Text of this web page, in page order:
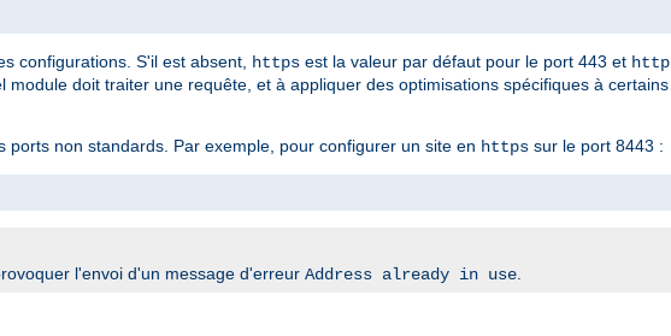
configurations. S'il est absent, https est la valeur par défaut pour le port 443 et http
doit traiter une requête, et à appliquer des optimisations spécifiques à certains
non standards. Par exemple, pour configurer un site en https sur le port 8443 :
l'envoi d'un message d'erreur Address already in use